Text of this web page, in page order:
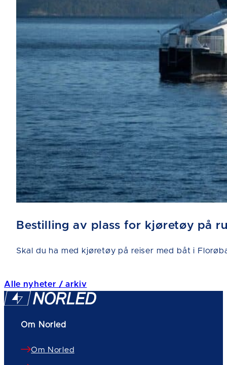
Bestilling av plass for kjøretøy på
Skal du ha med kjøretøy på reiser med båt i
Alle nyheter / arkiv
Om Norled
Om Norled